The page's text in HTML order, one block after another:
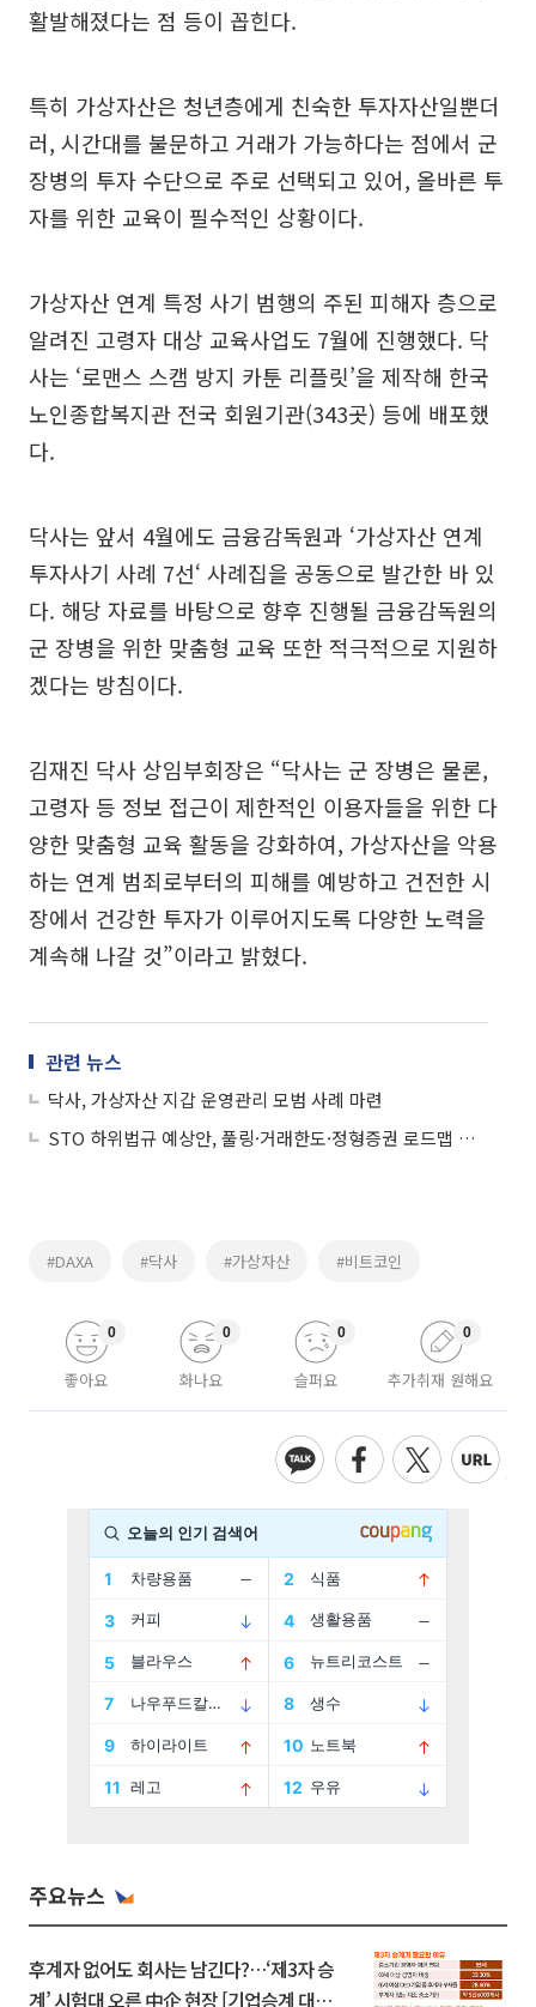
활발해졌다는 점 등이 꼽힌다.
특히 가상자산은 청년층에게 친숙한 투자자산일뿐더
러, 시간대를 불문하고 거래가 가능하다는 점에서 군
장병의 투자 수단으로 주로 선택되고 있어, 올바른 투
자를 위한 교육이 필수적인 상황이다.
가상자산 연계 특정 사기 범행의 주된 피해자 층으로
알려진 고령자 대상 교육사업도 7월에 진행했다. 닥
사는 ‘로맨스 스캠 방지 카툰 리플릿’을 제작해 한국
노인종합복지관 전국 회원기관(343곳) 등에 배포했
다.
닥사는 앞서 4월에도 금융감독원과 ‘가상자산 연계
투자사기 사례 7선‘ 사례집을 공동으로 발간한 바 있
다. 해당 자료를 바탕으로 향후 진행될 금융감독원의
군 장병을 위한 맞춤형 교육 또한 적극적으로 지원하
겠다는 방침이다.
김재진 닥사 상임부회장은 “닥사는 군 장병은 물론,
고령자 등 정보 접근이 제한적인 이용자들을 위한 다
양한 맞춤형 교육 활동을 강화하여, 가상자산을 악용
하는 연계 범죄로부터의 피해를 예방하고 건전한 시
장에서 건강한 투자가 이루어지도록 다양한 노력을
계속해 나갈 것”이라고 밝혔다.
관련 뉴스
닥사, 가상자산 지갑 운영관리 모범 사례 마련
STO 하위법규 예상안, 풀링·거래한도·정형증권 로드맵 제시
#DAXA #닥사 #가상자산 #비트코인
좋아요
0
화나요
0
슬퍼요
0
추가취재 원해요
0
주요뉴스
후계자 없어도 회사는 남긴다?…‘제3자 승
계’ 시험대 오른 中企 현장 [기업승계 대전